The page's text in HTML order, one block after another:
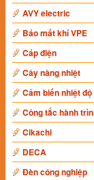
AVY electric
Báo mất khí VPE
Cáp điện
Cây nâng nhiệt
Cảm biến nhiệt độ
Công tắc hành
Cikachi
DECA
Đèn công nghiệp